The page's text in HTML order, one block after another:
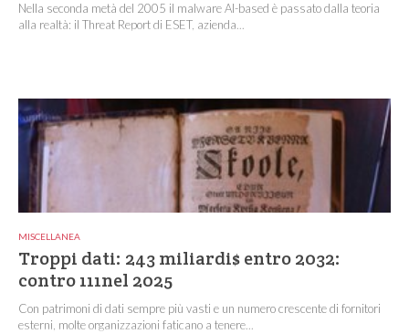
Nella seconda metà del 2005 il malware AI-based è passato dalla teoria
alla realtà: il Threat Report di ESET, azienda...
MISCELLANEA
Troppi dati: 243 miliardi$ entro 2032:
contro 111nel 2025
Con patrimoni di dati sempre più vasti e un numero crescente di fornitori
esterni, molte organizzazioni faticano a tenere...